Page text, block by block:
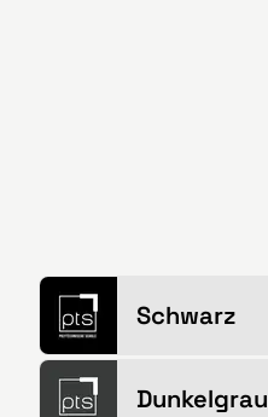
Schwarz
Dunkelgrau